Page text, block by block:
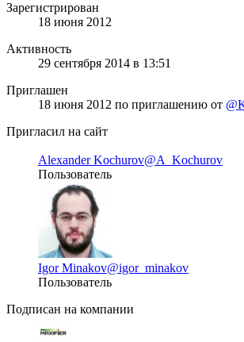
Зарегистрирован
18 июня 2012
Активность
29 сентября 2014 в 13:51
Приглашен
18 июня 2012 по приглашению от
Пригласил на сайт
Alexander Kochurov@A_Kochurov
Пользователь
Igor Minakov@igor_minakov
Пользователь
Подписан на компании